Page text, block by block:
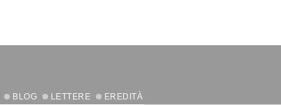
BLOG LETTERE EREDITÀ